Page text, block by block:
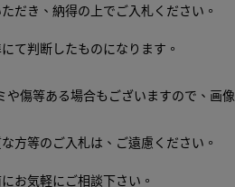
だき、納得の上でご入札ください。
て判断したものになります。
や傷等ある場合もございますので、画像
方等のご入札は、ご遠慮ください。
お気軽にご相談下さい。